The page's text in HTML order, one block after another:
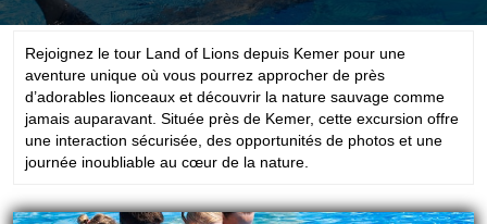
Rejoignez le tour Land of Lions depuis Kemer pour une
aventure unique où vous pourrez approcher de près
d’adorables lionceaux et découvrir la nature sauvage comme
jamais auparavant. Située près de Kemer, cette excursion offre
une interaction sécurisée, des opportunités de photos et une
journée inoubliable au cœur de la nature.